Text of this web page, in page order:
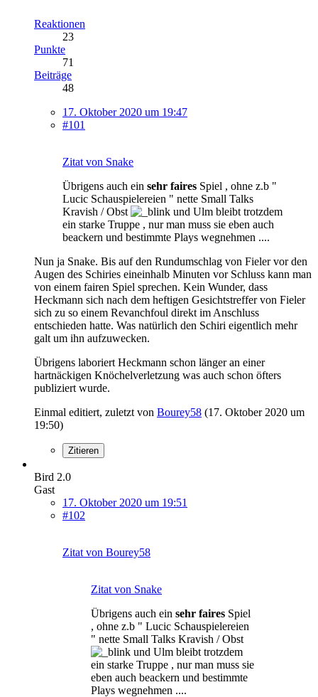
Reaktionen
23
Punkte
71
Beiträge
48
17. Oktober 2020 um 19:47
#101
Zitat von Snake
Übrigens auch ein sehr faires Spiel , ohne z.b "
Lucic Schauspielereien " nette Small Talks
Kravish / Obst
und Ulm bleibt trotzdem
ein starke Truppe , nur man muss sie eben auch
beackern und bestimmte Plays wegnehmen ....
Nun ja Snake. Bis auf den Rundumschlag von Fieler vor den
Augen des Schiries eineinhalb Minuten vor Schluss kann man
von einem fairen Spiel sprechen. Kein Wunder, dass
Heckmann sich nach dem heftigen Gesichtstreffer von Fieler
sich zu so einem Revanchfoul direkt im Anschluss
entschieden hatte. Was natürlich den Schiri eigentlich mehr
galt um ihn aufzuwecken.
Übrigens laboriert Heckmann schon länger an einer
hartnäckigen Knöchelverletzung was auch schon öfters
publiziert wurde.
Einmal editiert, zuletzt von Bourey58 (17. Oktober 2020 um
19:50)
Zitieren
Bird 2.0
Gast
17. Oktober 2020 um 19:51
#102
Zitat von Bourey58
Zitat von Snake
Übrigens auch ein sehr faires Spiel
, ohne z.b " Lucic Schauspielereien
" nette Small Talks Kravish / Obst
und Ulm bleibt trotzdem
ein starke Truppe , nur man muss sie
eben auch beackern und bestimmte
Plays wegnehmen ....